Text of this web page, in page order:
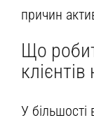
причин
Що
У